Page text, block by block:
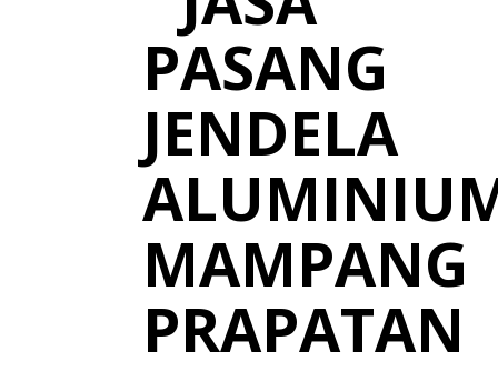
PASANG
JENDELA
MAMPANG
PRAPATAN